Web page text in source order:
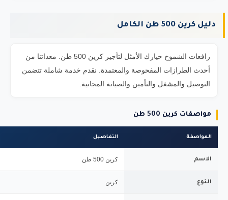
دليل كرين 500 طن الكامل
رافعات الشموخ خيارك الأمثل لتأجير كرين 500 طن. معداتنا من
أحدث الطرازات المفحوصة والمعتمدة. نقدم خدمة شاملة تتضمن
التوصيل والمشغل والتأمين والصيانة المجانية.
مواصفات كرين 500 طن
المواصفة التفاصيل
الاسم كرين 500 طن
النوع كرين